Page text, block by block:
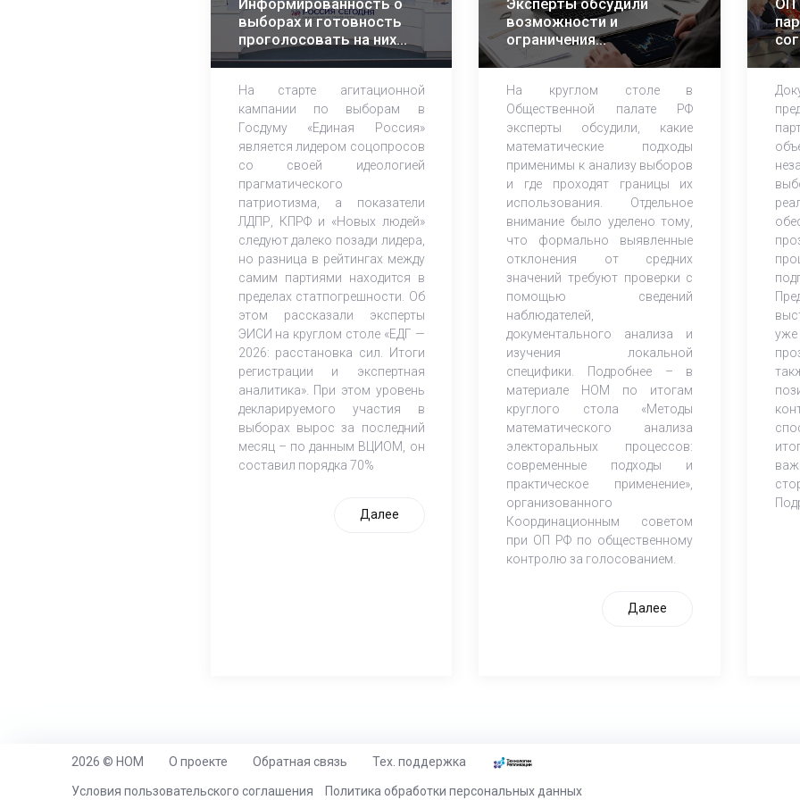
выборах и готовность
проголосовать на них
растет – эксперты ЭИСИ
На старте агитационной
кампании по выборам в
Госдуму «Единая Россия»
является лидером соцопросов
со своей идеологией
прагматического
патриотизма, а показатели
ЛДПР, КПРФ и «Новых людей»
следуют далеко позади лидера,
но разница в рейтингах между
самим партиями находится в
пределах статпогрешности. Об
этом рассказали эксперты
ЭИСИ на круглом столе «ЕДГ —
2026: расстановка сил. Итоги
регистрации и экспертная
аналитика». При этом уровень
декларируемого участия в
выборах вырос за последний
месяц – по данным ВЦИОМ, он
составил порядка 70%
Далее
возможности и
ограничения
математического
кампаний
На круглом столе в
Общественной палате РФ
эксперты обсудили, какие
математические подходы
применимы к анализу выборов
и где проходят границы их
использования. Отдельное
внимание было уделено тому,
что формально выявленные
отклонения от средних
значений требуют проверки с
помощью сведений
наблюдателей,
документального анализа и
изучения локальной
специфики. Подробнее – в
материале НОМ по итогам
круглого стола «Методы
математического анализа
электоральных процессов:
современные подходы и
практическое применение»,
организованного
Координационным советом
при ОП РФ по общественному
контролю за голосованием.
Далее
в
уже
https://www.high-endrolex.com/26
2026 © НОМ О проекте Обратная связь Тех. поддержка
Условия пользовательского соглашения Политика обработки персональных данных